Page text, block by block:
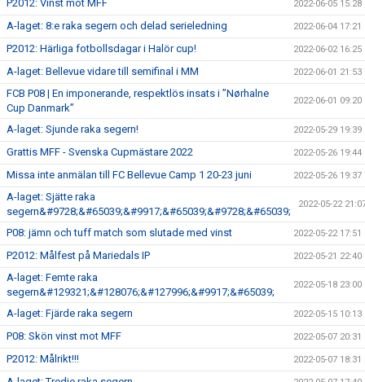
P2012: Vinst mot MFF 2022-06-05 15:28
A-laget: 8:e raka segern och delad serieledning 2022-06-04 17:21
P2012: Härliga fotbollsdagar i Halör cup! 2022-06-02 16:25
A-laget: Bellevue vidare till semifinal i MM 2022-06-01 21:53
FCB P08 | En imponerande, respektlös insats i ”Nørhalne
Cup Danmark”
2022-06-01 09:20
A-laget: Sjunde raka segern! 2022-05-29 19:39
Grattis MFF - Svenska Cupmästare 2022 2022-05-26 19:44
Missa inte anmälan till FC Bellevue Camp 1 20-23 juni 2022-05-26 19:37
A-laget: Sjätte raka
segern&#9728;&#65039;&#9917;&#65039;&#9728;&#65039;
2022-05-22
P08: jämn och tuff match som slutade med vinst 2022-05-22 17:51
P2012: Målfest på Mariedals IP 2022-05-21 22:40
A-laget: Femte raka
segern&#129321;&#128076;&#127996;&#9917;&#65039;
2022-05-18 23:00
A-laget: Fjärde raka segern 2022-05-15 10:13
P08: Skön vinst mot MFF 2022-05-07 20:31
P2012: Målrikt!!! 2022-05-07 18:31